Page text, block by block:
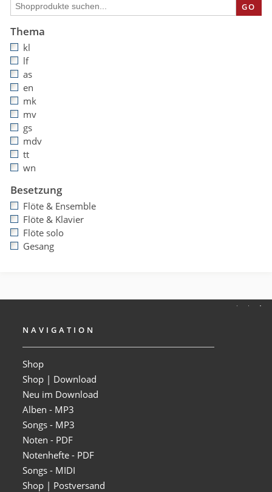
GO
Thema
kl
lf
as
en
mk
mv
gs
mdv
tt
wn
Besetzung
Flöte & Ensemble
Flöte & Klavier
Flöte solo
Gesang
NAVIGATION
Shop
Shop | Download
Neu im Download
Alben - MP3
Songs - MP3
Noten - PDF
Notenhefte - PDF
Songs - MIDI
Shop | Postversand